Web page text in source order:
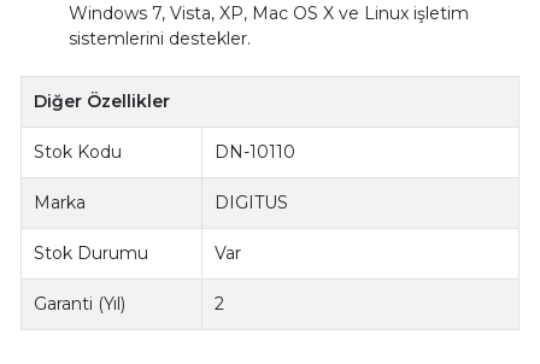
Windows 7, Vista, XP, Mac OS X ve Linux işletim
sistemlerini destekler.
Diğer Özellikler
Stok Kodu DN-10110
Marka DIGITUS
Stok Durumu Var
Garanti (Yıl) 2